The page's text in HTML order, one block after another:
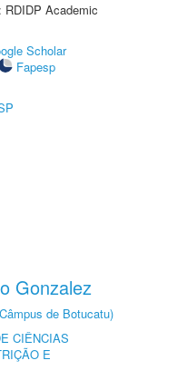
Academic
Scholar
Fapesp
Gonzalez
de Botucatu)
CIÊNCIAS
E